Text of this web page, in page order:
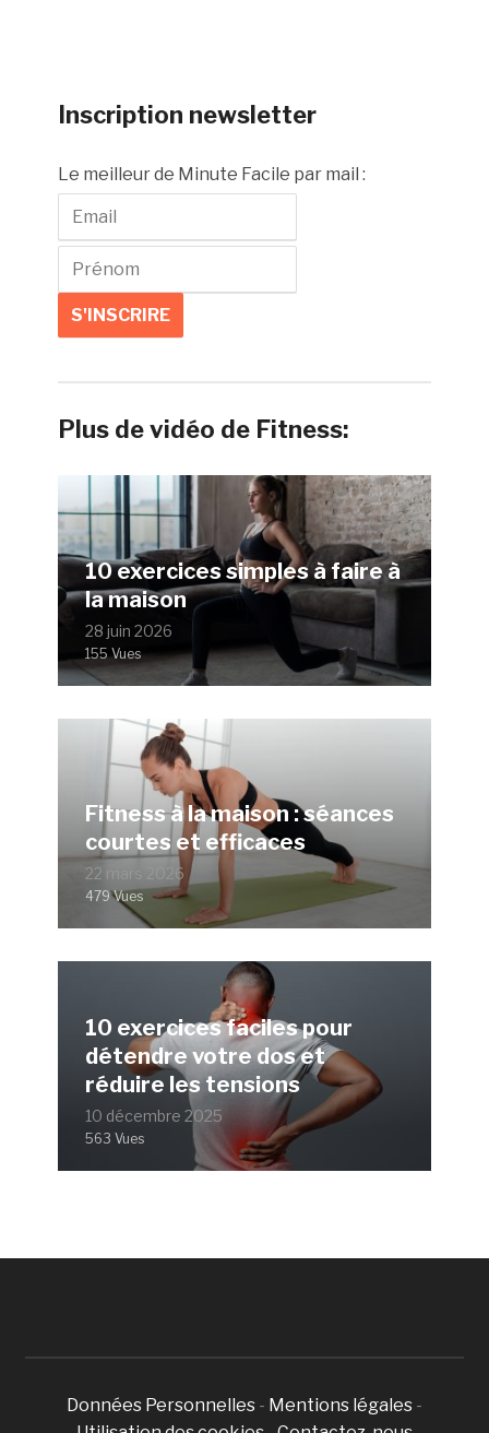
Inscription newsletter
Le meilleur de Minute Facile par mail :
Plus de vidéo de Fitness:
10 exercices simples à faire à
la maison
28 juin 2026
155 Vues
Fitness à la maison : séances
courtes et efficaces
22 mars 2026
479 Vues
10 exercices faciles pour
détendre votre dos et
réduire les tensions
10 décembre 2025
563 Vues
Données Personnelles - Mentions légales -